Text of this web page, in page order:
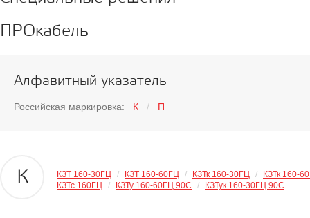
ПРОкабель
Алфавитный указатель
Российская маркировка: К / П
К КЗТ 160-30ГЦ / КЗТ 160-60ГЦ / КЗТк 160-30ГЦ /
КЗТк 160-
КЗТс 160ГЦ / КЗТу 160-60ГЦ 90С / КЗТук 160-30ГЦ 90С